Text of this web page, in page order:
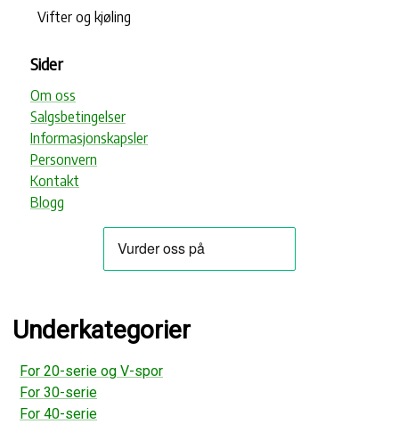
Vifter og kjøling
Sider
Om oss
Salgsbetingelser
Informasjonskapsler
Personvern
Kontakt
Blogg
Underkategorier
For 20-serie og V-spor
For 30-serie
For 40-serie